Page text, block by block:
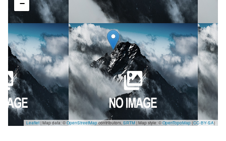
−
Leaflet| Map data: ©OpenStreetMapcontributors, SRTM| Map style: ©OpenTopoMap(CC-BY-SA)